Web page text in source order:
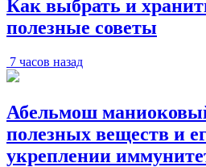
Как выбрать и
полезные советы
7 часов назад
Абельмош
полезных веществ и
укреплении